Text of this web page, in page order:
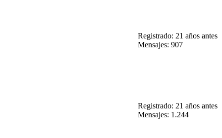
Registrado: 21 años antes
Mensajes: 907
Registrado: 21 años antes
Mensajes: 1.244